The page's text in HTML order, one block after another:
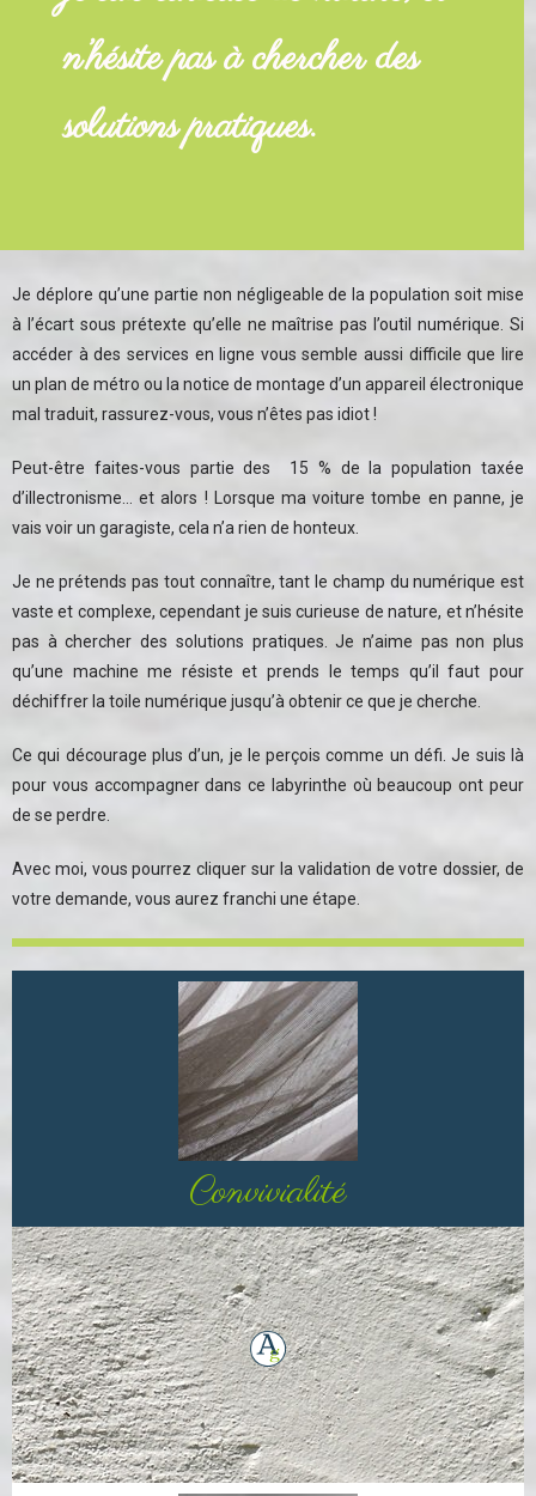
n’hésite pas à chercher des
solutions pratiques.
Je déplore qu’une partie non négligeable de la population soit mise
à l’écart sous prétexte qu’elle ne maîtrise pas l’outil numérique. Si
accéder à des services en ligne vous semble aussi difficile que lire
un plan de métro ou la notice de montage d’un appareil électronique
mal traduit, rassurez-vous, vous n’êtes pas idiot !
Peut-être faites-vous partie des 15 % de la population taxée
d’illectronisme… et alors ! Lorsque ma voiture tombe en panne, je
vais voir un garagiste, cela n’a rien de honteux.
Je ne prétends pas tout connaître, tant le champ du numérique est
vaste et complexe, cependant je suis curieuse de nature, et n’hésite
pas à chercher des solutions pratiques. Je n’aime pas non plus
qu’une machine me résiste et prends le temps qu’il faut pour
déchiffrer la toile numérique jusqu’à obtenir ce que je cherche.
Ce qui décourage plus d’un, je le perçois comme un défi. Je suis là
pour vous accompagner dans ce labyrinthe où beaucoup ont peur
de se perdre.
Avec moi, vous pourrez cliquer sur la validation de votre dossier, de
votre demande, vous aurez franchi une étape.
Convivialité